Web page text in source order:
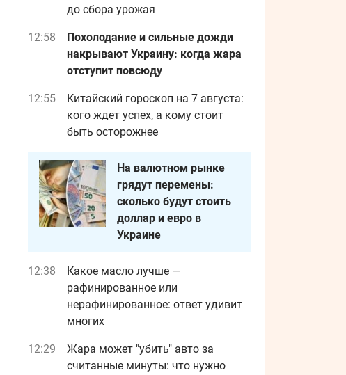
до сбора урожая
12:58
Похолодание и сильные дожди
накрывают Украину: когда жара
отступит повсюду
12:55
Китайский гороскоп на 7 августа:
кого ждет успех, а кому стоит
быть осторожнее
На валютном рынке
грядут перемены:
сколько будут стоить
доллар и евро в
Украине
12:38
Какое масло лучше —
рафинированное или
нерафинированное: ответ удивит
многих
12:29
Жара может "убить" авто за
считанные минуты: что нужно